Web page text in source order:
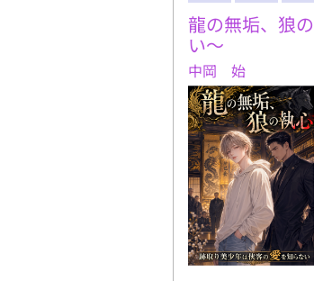
龍の無垢、狼
い〜
中岡 始